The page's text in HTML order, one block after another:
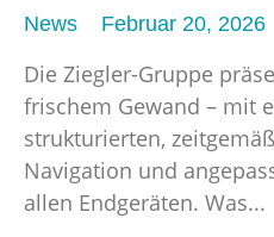
News Februar 20, 2026
Die Ziegler-Gruppe
frischem Gewand – mit
strukturierten,
Navigation und
allen Endgeräten. Was...